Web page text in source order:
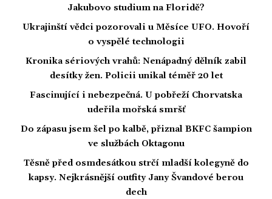
Jakubovo studium na Floridě?
Ukrajinští vědci pozorovali u Měsíce UFO. Hovoří
o vyspělé technologii
Kronika sériových vrahů: Nenápadný dělník zabil
desítky žen. Policii unikal téměř 20 let
Fascinující i nebezpečná. U pobřeží Chorvatska
udeřila mořská smršť
Do zápasu jsem šel po kalbě, přiznal BKFC šampion
ve službách Oktagonu
Těsně před osmdesátkou strčí mladší kolegyně do
kapsy. Nejkrásnější outfity Jany Švandové berou
dech